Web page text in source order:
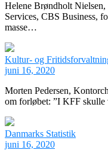
Helene Brøndholt
Services, CBS Business,
masse…
Kultur- og
juni 16, 2020
Morten Pedersen,
om forløbet: ”I KFF
Danmarks Statistik
juni 16, 2020